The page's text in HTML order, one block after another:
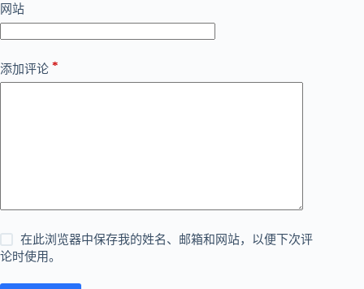
网站
添加评论 *
在此浏览器中保存我的姓名、邮箱和网站，以便下次评
论时使用。